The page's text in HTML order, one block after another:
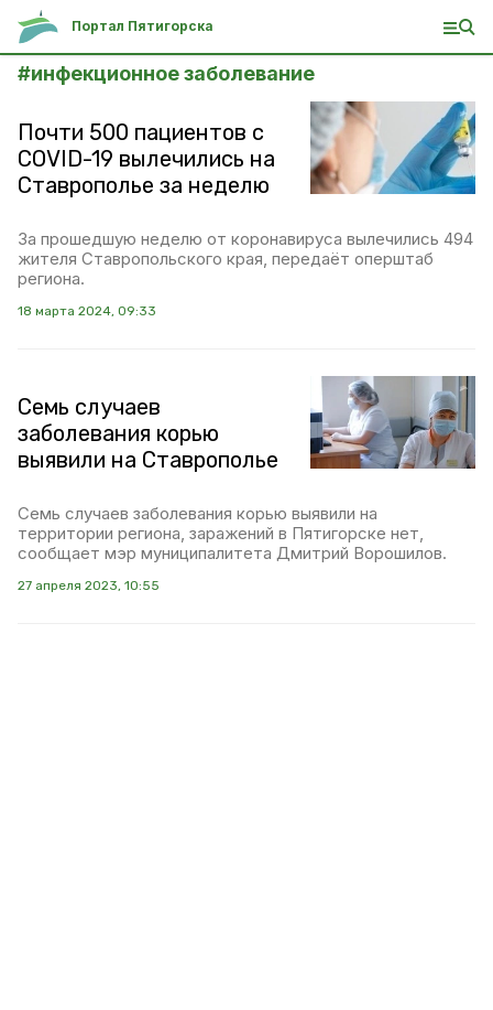
Портал Пятигорска
#инфекционное заболевание
Почти 500 пациентов с
COVID-19 вылечились на
Ставрополье за неделю
За прошедшую неделю от коронавируса вылечились 494
жителя Ставропольского края, передаёт оперштаб
региона.
18 марта 2024, 09:33
Семь случаев
заболевания корью
выявили на Ставрополье
Семь случаев заболевания корью выявили на
территории региона, заражений в Пятигорске нет,
сообщает мэр муниципалитета Дмитрий Ворошилов.
27 апреля 2023, 10:55